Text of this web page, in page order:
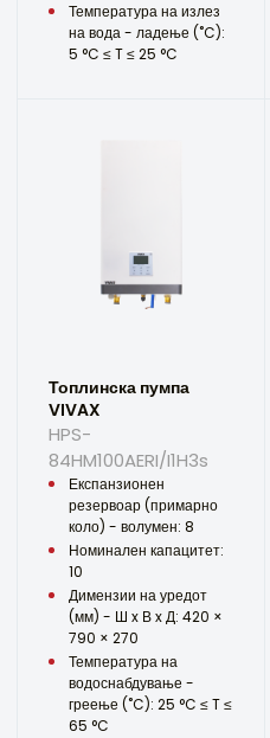
Температура на излез
на вода - ладење (˚C):
5 °C ≤ T ≤ 25 °C
Топлинска пумпа
VIVAX
HPS-
84HM100AERI/I1H3s
Експанзионен
резервоар (примарно
коло) - волумен: 8
Номинален капацитет:
10
Димензии на уредот
(мм) - Ш x В x Д: 420 ×
790 × 270
Температура на
водоснабдување -
греење (˚C): 25 °C ≤ T ≤
65 °C